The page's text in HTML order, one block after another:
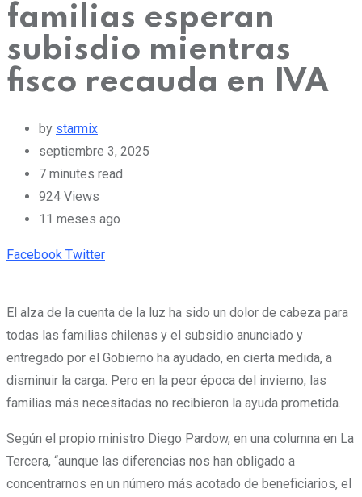
familias esperan
subisdio mientras
fisco recauda en IVA
by starmix
septiembre 3, 2025
7 minutes read
924 Views
11 meses ago
Facebook TwitterPinterest
Whatsapp
Cloud
StumbleUpon
Print
Share
El alza de la cuenta de la luz ha sido un dolor de cabeza para
todas las familias chilenas y el subsidio anunciado y
entregado por el Gobierno ha ayudado, en cierta medida, a
disminuir la carga. Pero en la peor época del invierno, las
familias más necesitadas no recibieron la ayuda prometida.
Según el propio ministro Diego Pardow, en una columna en La
Tercera, “aunque las diferencias nos han obligado a
concentrarnos en un número más acotado de beneficiarios, el